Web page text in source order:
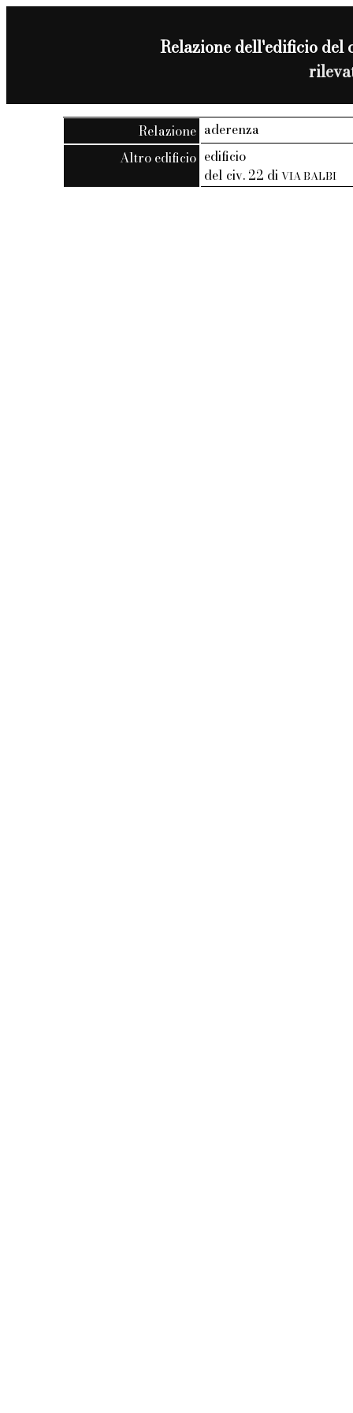
Relazione dell'edificio del
Relazione aderenza
Altro edificio edificio
del civ. 22 diVIA BALBI